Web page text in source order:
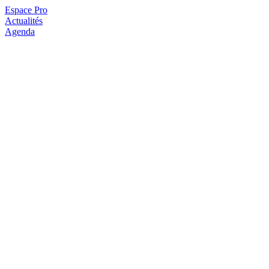
Espace Pro
Actualités
Agenda